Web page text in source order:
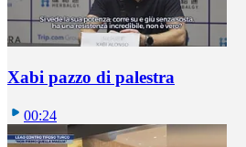
Xabi pazzo di palestra
00:24